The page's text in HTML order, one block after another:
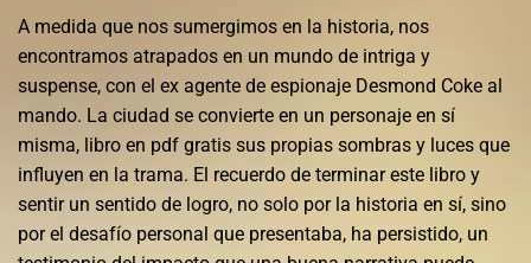
A medida que nos sumergimos en la historia, nos
encontramos atrapados en un mundo de intriga y
suspense, con el ex agente de espionaje Desmond Coke al
mando. La ciudad se convierte en un personaje en sí
misma, libro en pdf gratis sus propias sombras y luces que
influyen en la trama. El recuerdo de terminar este libro y
sentir un sentido de logro, no solo por la historia en sí, sino
por el desafío personal que presentaba, ha persistido, un